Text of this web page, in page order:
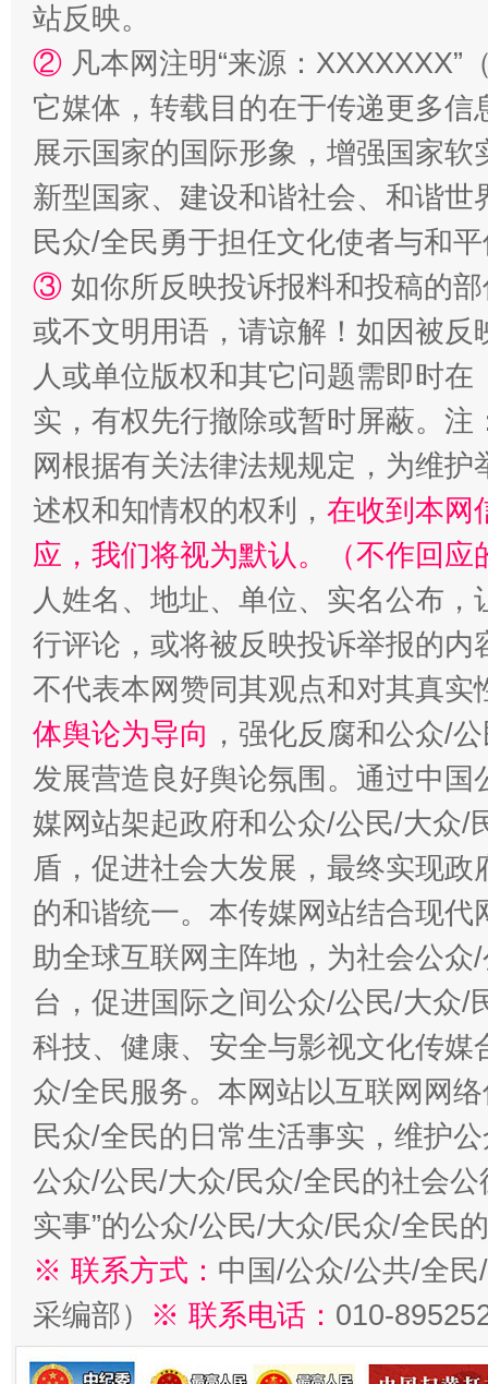
国家大学科技园优化重塑工作
扯下公款旅游的“隐身衣” 如何以
“蜀中异人”王建安的艺术幻境
站反映。
② 凡本网注明“来源：
它媒体，转载目的在于传递更多
展示国家的国际形象，增强国家
新型国家、建设和谐社会、和谐
民众/全民勇于担任文化使者与和
③ 如你所反映投诉报料和投稿的
或不文明用语，请谅解！如因被
人或单位版权和其它问题需即时在
实，有权先行撤除或暂时屏蔽。
网根据有关法律法规规定，为维
述权和知情权的权利， 在收到本网
应，我们将视为默认。（不作回应
人姓名、地址、单位、实名公布
行评论，或将被反映投诉举报的
不代表本网赞同其观点和对其真实
体舆论为导向 ，强化反腐和公众/
发展营造良好舆论氛围。通过中
媒网站架起政府和公众/公民/大众/
盾，促进社会大发展，最终实现
的和谐统一。本传媒网站结合现
助全球互联网主阵地，为社会公
台，促进国际之间公众/公民/大众/
科技、健康、安全与影视文化传
众/全民服务。本网站以互联网网
民众/全民的日常生活事实，维护
公众/公民/大众/民众/全民的社会公
实事”的公众/公民/大众/民众/全民
※ 联系方式： 中国/公众/公共/全
采编部） ※ 联系电话： 010-